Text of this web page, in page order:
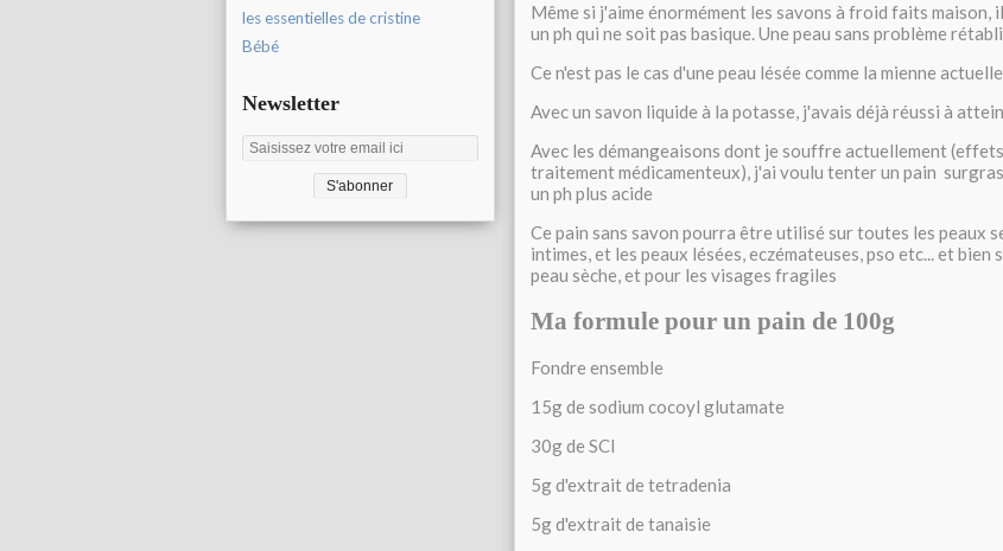
les essentielles de cristine
Bébé
Newsletter
Même si j'aime énormément les savons à froid faits
un ph qui ne soit pas basique. Une peau sans problème
Ce n'est pas le cas d'une peau lésée comme la mienne
Avec un savon liquide à la potasse, j'avais déjà réussi à
Avec les démangeaisons dont je souffre actuellement
traitement médicamenteux), j'ai voulu tenter un pain
un ph plus acide
Ce pain sans savon pourra être utilisé sur toutes les peaux
intimes, et les peaux lésées, eczémateuses, pso etc... et bien
peau sèche, et pour les visages fragiles
Ma formule pour un pain de 100g
Fondre ensemble
15g de sodium cocoyl glutamate
30g de SCI
5g d'extrait de tetradenia
5g d'extrait de tanaisie